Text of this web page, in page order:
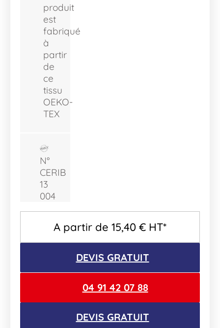
produit
est
fabriqué
à
partir
de
ce
tissu
OEKO-
TEX
N°
CERIB
13
004
A partir de 15,40 € HT*
DEVIS GRATUIT
04 91 42 07 88
DEVIS GRATUIT